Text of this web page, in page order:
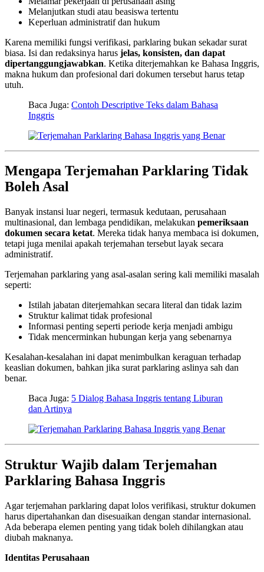
Melanjutkan studi atau beasiswa tertentu
Keperluan administratif dan hukum
Karena memiliki fungsi verifikasi, parklaring bukan sekadar surat
biasa. Isi dan redaksinya harus jelas, konsisten, dan dapat
dipertanggungjawabkan. Ketika diterjemahkan ke Bahasa Inggris,
makna hukum dan profesional dari dokumen tersebut harus tetap
utuh.
Baca Juga: Contoh Descriptive Teks dalam Bahasa
Inggris
Mengapa Terjemahan Parklaring Tidak
Boleh Asal
Banyak instansi luar negeri, termasuk kedutaan, perusahaan
multinasional, dan lembaga pendidikan, melakukan pemeriksaan
dokumen secara ketat. Mereka tidak hanya membaca isi dokumen,
tetapi juga menilai apakah terjemahan tersebut layak secara
administratif.
Terjemahan parklaring yang asal-asalan sering kali memiliki masalah
seperti:
Istilah jabatan diterjemahkan secara literal dan tidak lazim
Struktur kalimat tidak profesional
Informasi penting seperti periode kerja menjadi ambigu
Tidak mencerminkan hubungan kerja yang sebenarnya
Kesalahan-kesalahan ini dapat menimbulkan keraguan terhadap
keaslian dokumen, bahkan jika surat parklaring aslinya sah dan
benar.
Baca Juga: 5 Dialog Bahasa Inggris tentang Liburan
dan Artinya
Struktur Wajib dalam Terjemahan
Parklaring Bahasa Inggris
Agar terjemahan parklaring dapat lolos verifikasi, struktur dokumen
harus dipertahankan dan disesuaikan dengan standar internasional.
Ada beberapa elemen penting yang tidak boleh dihilangkan atau
diubah maknanya.
Identitas Perusahaan